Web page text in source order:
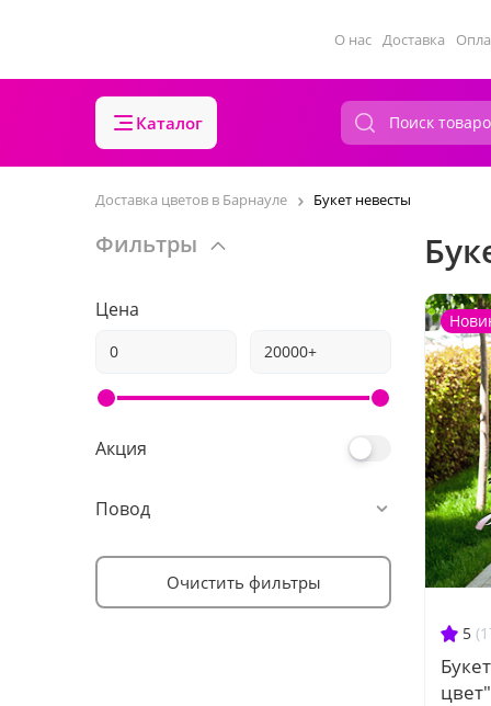
О нас Доставка
Каталог
Доставка цветов в Барнауле Букет невесты
Фильтры
Цена
Акция
Повод
Очистить фильтры
5
цвет"